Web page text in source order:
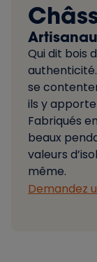
Qui dit bois
se
ils y
Fabriqués
beaux
valeurs
même.
Demandez